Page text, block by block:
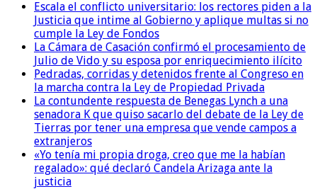
Escala el conflicto universitario: los rectores piden a la
Justicia que intime al Gobierno y aplique multas si no
cumple la Ley de Fondos
La Cámara de Casación confirmó el procesamiento de
Julio de Vido y su esposa por enriquecimiento ilícito
Pedradas, corridas y detenidos frente al Congreso en
la marcha contra la Ley de Propiedad Privada
La contundente respuesta de Benegas Lynch a una
senadora K que quiso sacarlo del debate de la Ley de
Tierras por tener una empresa que vende campos a
extranjeros
«Yo tenía mi propia droga, creo que me la habían
regalado»: qué declaró Candela Arizaga ante la
justicia